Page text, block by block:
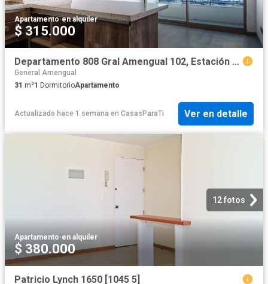
Apartamento·en alquiler
$ 315.000
Departamento 808 Gral Amengual 102, Estación Central
General Amengual
31 m²1 DormitorioApartamento
Actualizado hace 1 semana en CasasParaTi Ver en detalle
12 fotos
Apartamento·en alquiler
$ 380.000
Patricio Lynch 1650 [1045 5]